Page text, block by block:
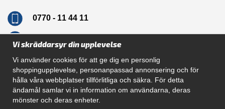
0770 - 11 44 11
Navigation
Hur beställer jag
Vi skräddarsyr din upplevelse
Vi använder cookies för att ge dig en personlig
shoppingupplevelse, personanpassad annonsering och för
hålla våra webbplatser tillförlitliga och säkra. För detta
ändamål samlar vi in information om användarna, deras
mönster och deras enheter.